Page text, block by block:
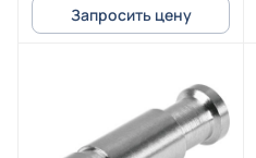
Запросить цену